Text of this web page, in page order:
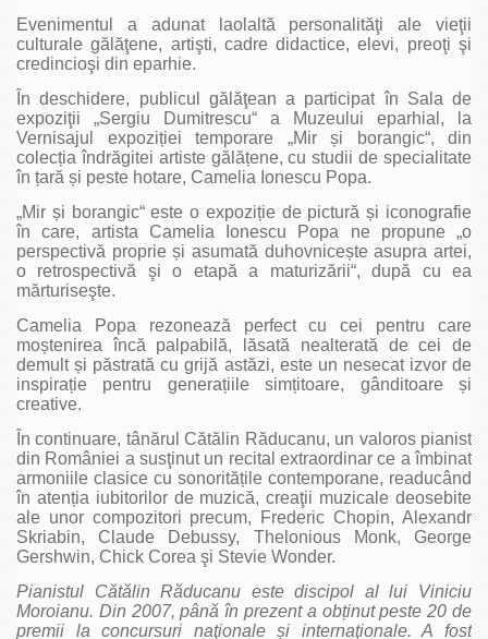
Evenimentul a adunat laolaltă per­so­nalităţi ale vieţii
culturale gălă­ţene, artişti, cadre didactice, elevi, preoţi şi
credincioşi din eparhie.
În deschidere, publicul gălăţean a participat în Sala de
expoziţii „Sergiu Dumitrescu“ a Muzeului eparhial, la
Vernisajul expoziției temporare „Mir și borangic“, din
colecția îndrăgitei artiste gălățene, cu studii de specialitate
în țară și peste hotare, Camelia Ionescu Popa.
„Mir și borangic“ este o expoziție de pictură și iconografie
în care, artista Camelia Ionescu Popa ne propune „o
perspectivă proprie și asumată duhovnicește asupra artei,
o retrospectivă şi o etapă a maturizării“, după cu ea
mărturiseşte.
Camelia Popa rezonează perfect cu cei pentru care
moștenirea încă palpabilă, lăsată nealterată de cei de
demult și păstrată cu grijă astăzi, este un nesecat izvor de
inspirație pentru generațiile simțitoare, gânditoare și
creative.
În continuare, tânărul Cătălin Răducanu, un valoros pianist
din României a susţinut un recital extraordinar ce a îmbinat
armoniile clasice cu sonoritățile contemporane, readucând
în atenția iubitorilor de muzică, creaţii muzicale deosebite
ale unor compozitori precum, Frederic Chopin, Alexandr
Skriabin, Claude Debussy, Thelonious Monk, George
Gershwin, Chick Corea şi Stevie Wonder.
Pianistul Cătălin Răducanu este discipol al lui Viniciu
Moroianu. Din 2007, până în prezent a obținut peste 20 de
premii la concursuri naţionaleși internaţionale. A fost